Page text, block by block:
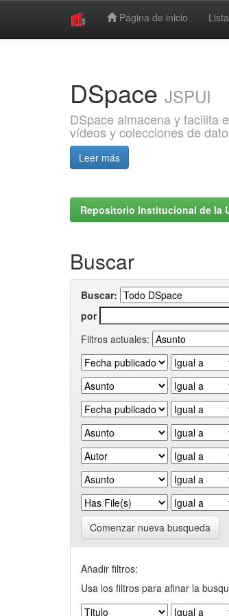
Página de inicio
DSpace JSPUI
DSpace almacena y facilita
vídeos y colecciones de
Leer más
Repositorio Institucional de la
Buscar
Buscar:
por
Filtros actuales:
Comenzar nueva busqueda
Añadir filtros:
Usa los filtros para afinar la